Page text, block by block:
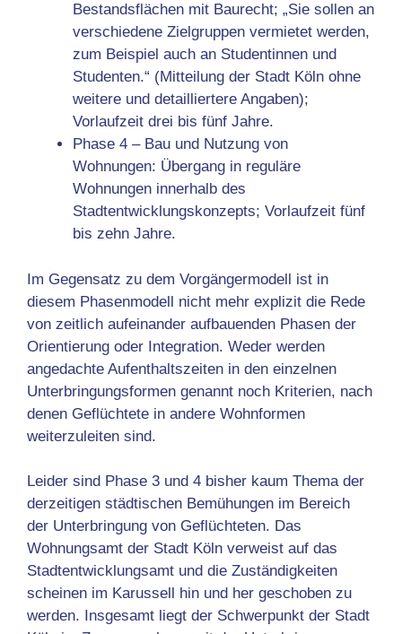
Bestandsflächen mit Baurecht; „Sie sollen an
verschiedene Zielgruppen vermietet werden,
zum Beispiel auch an Studentinnen und
Studenten.“ (Mitteilung der Stadt Köln ohne
weitere und detailliertere Angaben);
Vorlaufzeit drei bis fünf Jahre.
Phase 4 – Bau und Nutzung von
Wohnungen: Übergang in reguläre
Wohnungen innerhalb des
Stadtentwicklungskonzepts; Vorlaufzeit fünf
bis zehn Jahre.
Im Gegensatz zu dem Vorgängermodell ist in
diesem Phasenmodell nicht mehr explizit die Rede
von zeitlich aufeinander aufbauenden Phasen der
Orientierung oder Integration. Weder werden
angedachte Aufenthaltszeiten in den einzelnen
Unterbringungsformen genannt noch Kriterien, nach
denen Geflüchtete in andere Wohnformen
weiterzuleiten sind.
Leider sind Phase 3 und 4 bisher kaum Thema der
derzeitigen städtischen Bemühungen im Bereich
der Unterbringung von Geflüchteten. Das
Wohnungsamt der Stadt Köln verweist auf das
Stadtentwicklungsamt und die Zuständigkeiten
scheinen im Karussell hin und her geschoben zu
werden. Insgesamt liegt der Schwerpunkt der Stadt